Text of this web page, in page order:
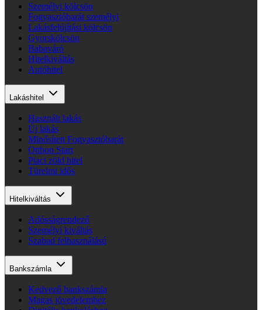
Személyi kölcsön
Fogyasztóbarát személyi
Lakásfelújítási kölcsön
Gyorskölcsön
Babaváró
Hitelkiváltás
Autóhitel
Lakáshitel
Használt lakás
Új lakás
Minősített Fogyasztóbarát
Otthon Start
Piaci zöld hitel
Türelmi idős
Hitelkiváltás
Adósságrendező
Személyi kiváltás
Szabad felhasználású
Bankszámla
Kedvező bankszámla
Magas jövedelemhez